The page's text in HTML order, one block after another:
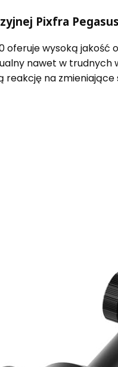
Pixfra
oferuje wysoką jakość
nawet w trudnych
reakcję na